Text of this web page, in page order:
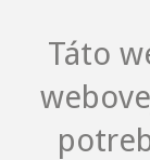
Táto